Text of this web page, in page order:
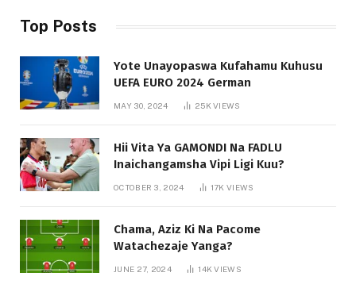
Top Posts
Yote Unayopaswa Kufahamu Kuhusu
UEFA EURO 2024 German
MAY 30, 2024 25KVIEWS
Hii Vita Ya GAMONDI Na FADLU
Inaichangamsha Vipi Ligi Kuu?
OCTOBER 3, 2024 17KVIEWS
Chama, Aziz Ki Na Pacome
Watachezaje Yanga?
JUNE 27, 2024 14KVIEWS